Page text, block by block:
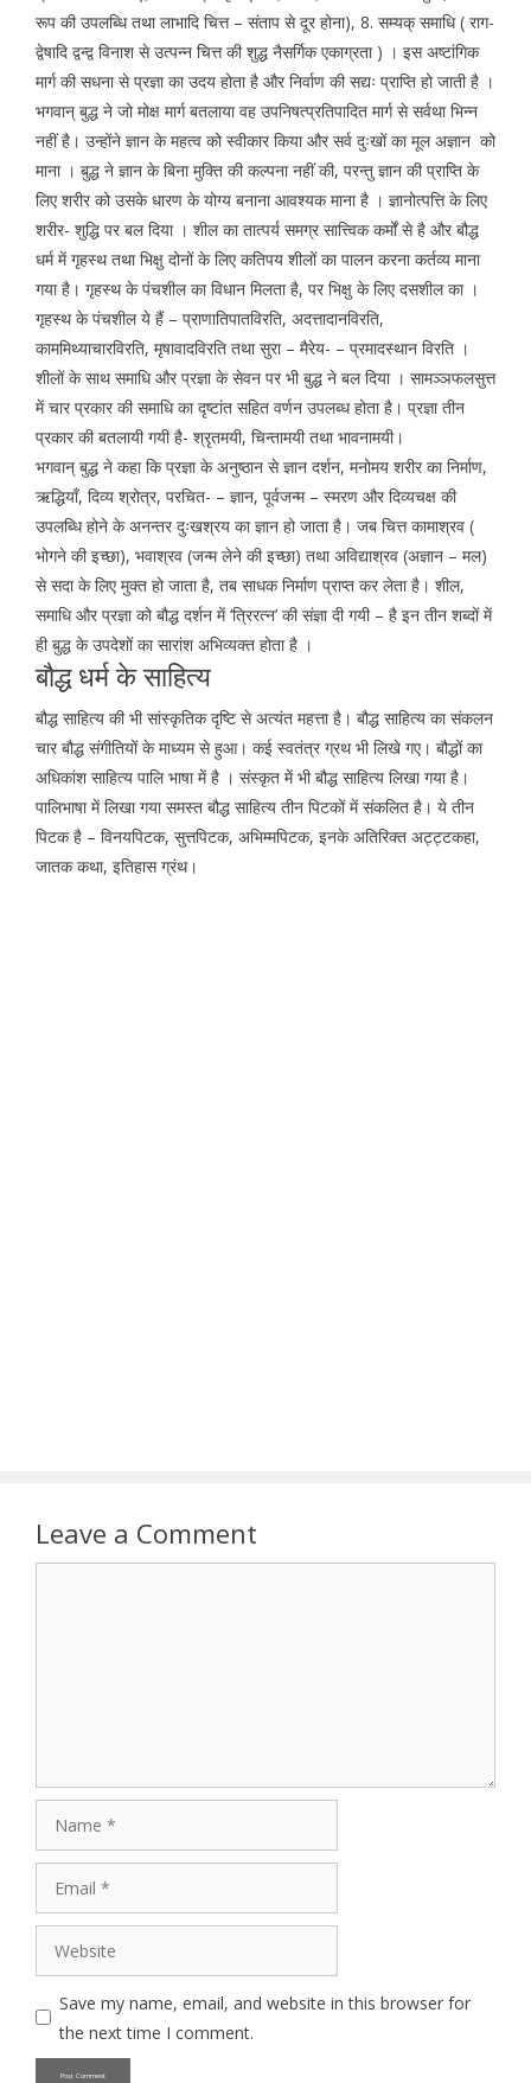
रूप की उपलब्धि तथा लाभादि चित्त – संताप से दूर होना), 8. सम्यक् समाधि ( राग-
द्वेषादि द्वन्द्व विनाश से उत्पन्न चित्त की शुद्ध नैसर्गिक एकाग्रता ) । इस अष्टांगिक
मार्ग की सधना से प्रज्ञा का उदय होता है और निर्वाण की सद्यः प्राप्ति हो जाती है ।
भगवान् बुद्ध ने जो मोक्ष मार्ग बतलाया वह उपनिषत्प्रतिपादित मार्ग से सर्वथा भिन्न
नहीं है। उन्होंने ज्ञान के महत्व को स्वीकार किया और सर्व दुःखों का मूल अज्ञान को
माना । बुद्ध ने ज्ञान के बिना मुक्ति की कल्पना नहीं की, परन्तु ज्ञान की प्राप्ति के
लिए शरीर को उसके धारण के योग्य बनाना आवश्यक माना है । ज्ञानोत्पत्ति के लिए
शरीर- शुद्धि पर बल दिया । शील का तात्पर्य समग्र सात्त्विक कर्मों से है और बौद्ध
धर्म में गृहस्थ तथा भिक्षु दोनों के लिए कतिपय शीलों का पालन करना कर्तव्य माना
गया है। गृहस्थ के पंचशील का विधान मिलता है, पर भिक्षु के लिए दसशील का ।
गृहस्थ के पंचशील ये हैं – प्राणातिपातविरति, अदत्तादानविरति,
काममिथ्याचारविरति, मृषावादविरति तथा सुरा – मैरेय- – प्रमादस्थान विरति ।
शीलों के साथ समाधि और प्रज्ञा के सेवन पर भी बुद्ध ने बल दिया । सामञ्ञफलसुत्त
में चार प्रकार की समाधि का दृष्टांत सहित वर्णन उपलब्ध होता है। प्रज्ञा तीन
प्रकार की बतलायी गयी है- श्रृतमयी, चिन्तामयी तथा भावनामयी।
भगवान् बुद्ध ने कहा कि प्रज्ञा के अनुष्ठान से ज्ञान दर्शन, मनोमय शरीर का निर्माण,
ऋद्धियाँ, दिव्य श्रोत्र, परचित- – ज्ञान, पूर्वजन्म – स्मरण और दिव्यचक्ष की
उपलब्धि होने के अनन्तर दुःखश्रय का ज्ञान हो जाता है। जब चित्त कामाश्रव (
भोगने की इच्छा), भवाश्रव (जन्म लेने की इच्छा) तथा अविद्याश्रव (अज्ञान – मल)
से सदा के लिए मुक्त हो जाता है, तब साधक निर्माण प्राप्त कर लेता है। शील,
समाधि और प्रज्ञा को बौद्ध दर्शन में ‘त्रिरत्न’ की संज्ञा दी गयी – है इन तीन शब्दों में
ही बुद्ध के उपदेशों का सारांश अभिव्यक्त होता है ।
बौद्ध धर्म के साहित्य
बौद्ध साहित्य की भी सांस्कृतिक दृष्टि से अत्यंत महत्ता है। बौद्ध साहित्य का संकलन
चार बौद्ध संगीतियों के माध्यम से हुआ। कई स्वतंत्र ग्रथ भी लिखे गए। बौद्धों का
अधिकांश साहित्य पालि भाषा में है । संस्कृत में भी बौद्ध साहित्य लिखा गया है।
पालिभाषा में लिखा गया समस्त बौद्ध साहित्य तीन पिटकों में संकलित है। ये तीन
पिटक है – विनयपिटक, सुत्तपिटक, अभिम्मपिटक, इनके अतिरिक्त अट्ट्टकहा,
जातक कथा, इतिहास ग्रंथ।
Leave a Comment
Save my name, email, and website in this browser for
the next time I comment.